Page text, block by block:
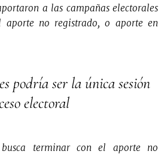
a las campañas electorales
no registrado, o aporte en
podría ser la única sesión
electoral
terminar con el aporte no